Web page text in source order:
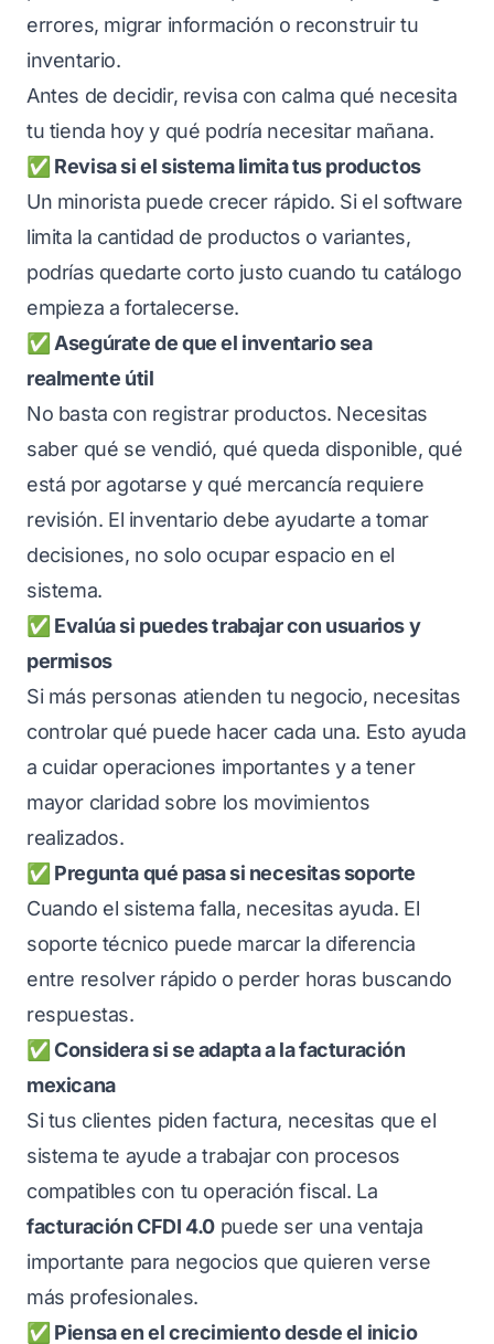
errores, migrar información o reconstruir tu
inventario.
Antes de decidir, revisa con calma qué necesita
tu tienda hoy y qué podría necesitar mañana.
✅ Revisa si el sistema limita tus productos
Un minorista puede crecer rápido. Si el software
limita la cantidad de productos o variantes,
podrías quedarte corto justo cuando tu catálogo
empieza a fortalecerse.
✅ Asegúrate de que el inventario sea
realmente útil
No basta con registrar productos. Necesitas
saber qué se vendió, qué queda disponible, qué
está por agotarse y qué mercancía requiere
revisión. El inventario debe ayudarte a tomar
decisiones, no solo ocupar espacio en el
sistema.
✅ Evalúa si puedes trabajar con usuarios y
permisos
Si más personas atienden tu negocio, necesitas
controlar qué puede hacer cada una. Esto ayuda
a cuidar operaciones importantes y a tener
mayor claridad sobre los movimientos
realizados.
✅ Pregunta qué pasa si necesitas soporte
Cuando el sistema falla, necesitas ayuda. El
soporte técnico puede marcar la diferencia
entre resolver rápido o perder horas buscando
respuestas.
✅ Considera si se adapta a la facturación
mexicana
Si tus clientes piden factura, necesitas que el
sistema te ayude a trabajar con procesos
compatibles con tu operación fiscal. La
facturación CFDI 4.0 puede ser una ventaja
importante para negocios que quieren verse
más profesionales.
✅ Piensa en el crecimiento desde el inicio